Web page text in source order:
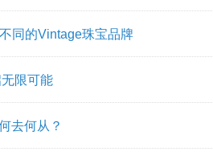
同的Vintage珠宝品牌
限可能
去何从？